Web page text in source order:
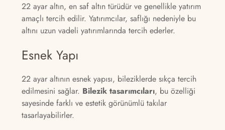
22 ayar altın, en saf altın türüdür ve genellikle yatırım
amaçlı tercih edilir. Yatırımcılar, saflığı nedeniyle bu
altını uzun vadeli yatırımlarında tercih ederler.
Esnek Yapı
22 ayar altının esnek yapısı, bileziklerde sıkça tercih
edilmesini sağlar. Bilezik tasarımcıları, bu özelliği
sayesinde farklı ve estetik görünümlü takılar
tasarlayabilirler.